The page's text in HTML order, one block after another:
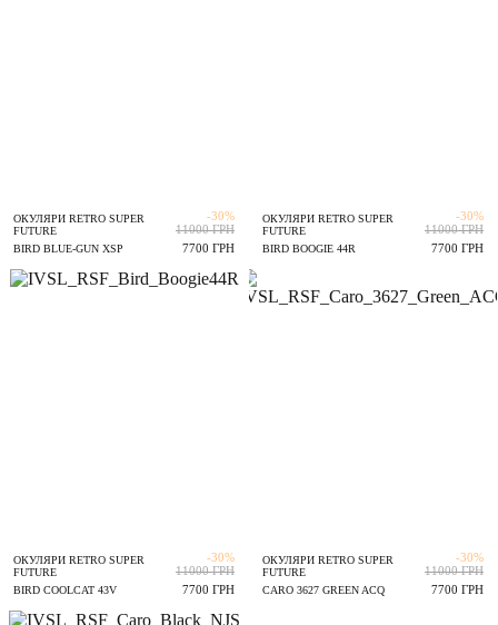
ОКУЛЯРИ RETRO SUPER
FUTURE
BIRD BLUE-GUN XSP
11000 ГРН
-30%
7700 ГРН
ОКУЛЯРИ RETRO SUPER
FUTURE
BIRD BOOGIE 44R
11000 ГРН
-30%
7700 ГРН
ОКУЛЯРИ RETRO SUPER
FUTURE
BIRD COOLCAT 43V
11000 ГРН
-30%
7700 ГРН
ОКУЛЯРИ RETRO SUPER
FUTURE
CARO 3627 GREEN ACQ
11000 ГРН
-30%
7700 ГРН